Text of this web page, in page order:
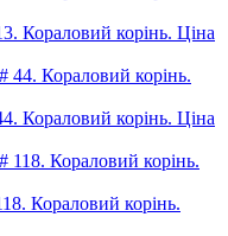
Кораловий корінь. Ціна
Кораловий корінь. Ціна
Кораловий корінь.